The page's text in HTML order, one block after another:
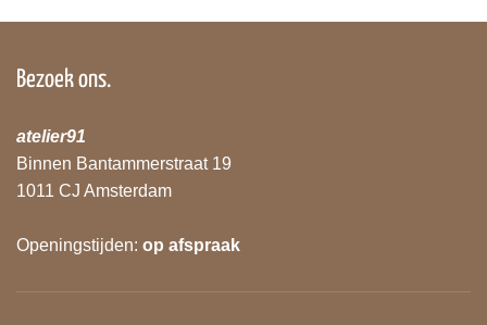
Bezoek ons.
atelier91
Binnen Bantammerstraat 19
1011 CJ Amsterdam
Openingstijden: op afspraak